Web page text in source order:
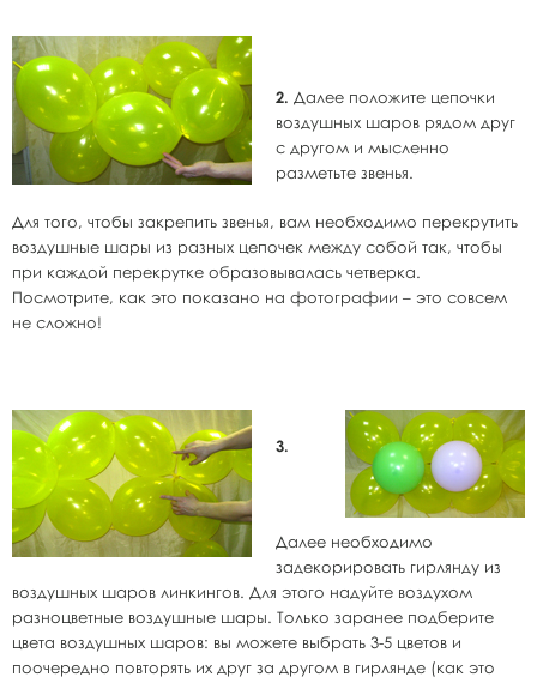
2. Далее положите цепочки
воздушных шаров рядом друг
с другом и мысленно
разметьте звенья.
Для того, чтобы закрепить звенья, вам необходимо перекрутить
воздушные шары из разных цепочек между собой так, чтобы
при каждой перекрутке образовывалась четверка.
Посмотрите, как это показано на фотографии – это совсем
не сложно!
3.
Далее необходимо
задекорировать гирлянду из
воздушных шаров линкингов. Для этого надуйте воздухом
разноцветные воздушные шары. Только заранее подберите
цвета воздушных шаров: вы можете выбрать 3-5 цветов и
поочередно повторять их друг за другом в гирлянде (как это